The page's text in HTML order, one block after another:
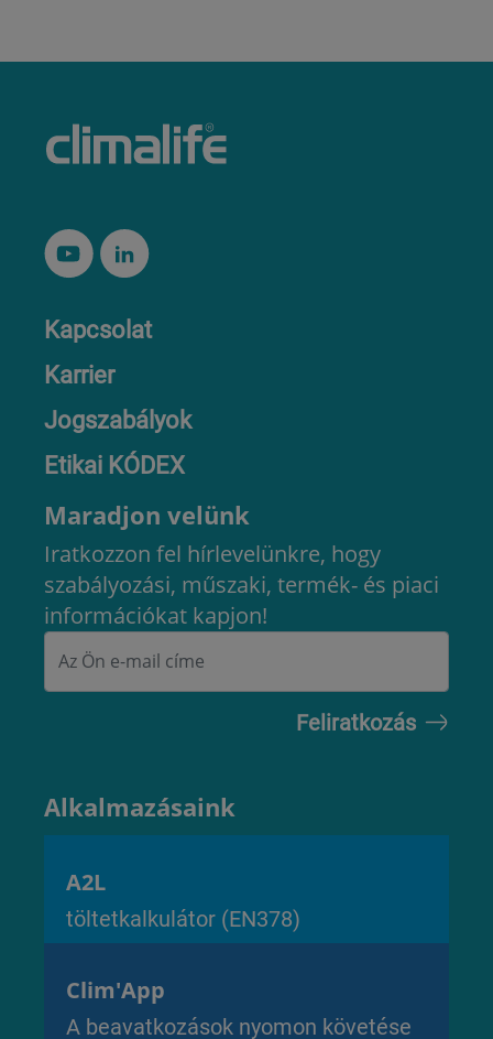
Kapcsolat
Karrier
Jogszabályok
Etikai KÓDEX
Maradjon velünk
Iratkozzon fel hírlevelünkre, hogy
szabályozási, műszaki, termék- és piaci
információkat kapjon!
Alkalmazásaink
A2L
töltetkalkulátor (EN378)
Clim'App
A beavatkozások nyomon követése